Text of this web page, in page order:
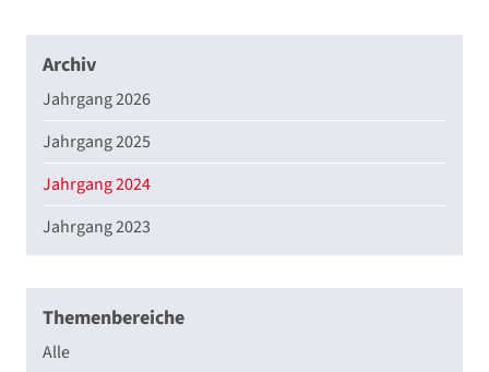
Archiv
Jahrgang 2026
Jahrgang 2025
Jahrgang 2024
Jahrgang 2023
Themenbereiche
Alle